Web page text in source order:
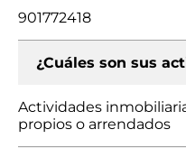
901772418
¿Cuáles son sus
Actividades
propios o arrendados